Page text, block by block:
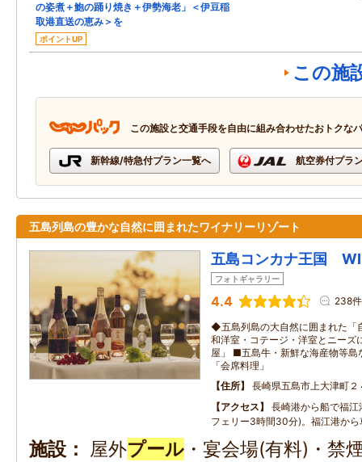
の姿煮＋鮑の踊り焼き＋伊勢海老」＜伊豆稲
取港直送の恵み＞を
ポイントUP
この施
この施設と交通手段を自由に組み合わせたおトクな
新幹線/特急付プラン一覧へ 航空券付プラ
五島列島の豊かな自然に囲まれたワイナリーリゾート
五島コンカナ王国
フォトギャラリー
4.4 238件
◆五島列島の大自然に囲まれた「
和洋室・コテージ・洋室とニーズ
屋」 ■五島牛・新鮮な海産物等島
「会席料理」
住所
長崎県五島市上大津町２
アクセス
長崎港から船で福
フェリー3時間30分)。福江港から
施設 屋外プール ・宴会場(有料)・禁